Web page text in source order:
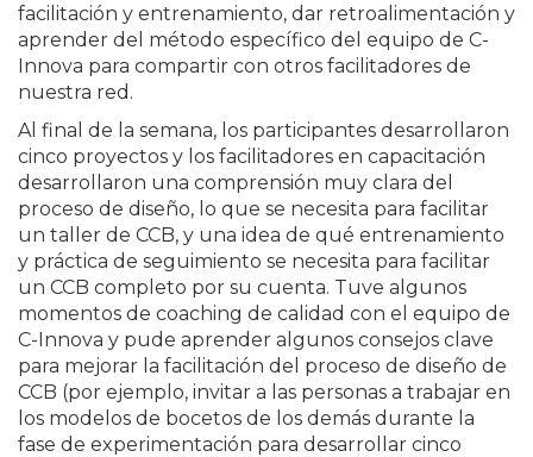
facilitación y entrenamiento, dar retroalimentación y
aprender del método específico del equipo de C-
Innova para compartir con otros facilitadores de
nuestra red.
Al final de la semana, los participantes desarrollaron
cinco proyectos y los facilitadores en capacitación
desarrollaron una comprensión muy clara del
proceso de diseño, lo que se necesita para facilitar
un taller de CCB, y una idea de qué entrenamiento
y práctica de seguimiento se necesita para facilitar
un CCB completo por su cuenta. Tuve algunos
momentos de coaching de calidad con el equipo de
C-Innova y pude aprender algunos consejos clave
para mejorar la facilitación del proceso de diseño de
CCB (por ejemplo, invitar a las personas a trabajar en
los modelos de bocetos de los demás durante la
fase de experimentación para desarrollar cinco